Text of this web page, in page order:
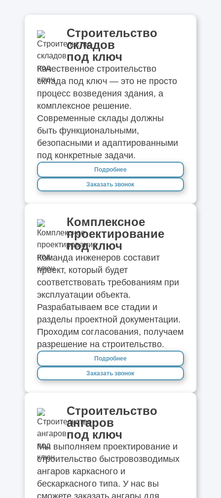
Строительство
складов
под ключ
Качественное строительство
склада под ключ — это не просто
процесс возведения здания, а
комплексное решение.
Современные склады должны
быть функциональными,
безопасными и адаптированными
под конкретные задачи.
Подробнее
Заказать звонок
Комплексное
проектирование
под ключ
Команда инженеров составит
проект, который будет
соответствовать требованиям при
эксплуатации объекта.
Разрабатываем все стадии и
разделы проектной документации.
Проходим согласования, получаем
разрешение на строительство.
Подробнее
Заказать звонок
Строительство
ангаров
под ключ
Мы выполняем проектирование и
строительство быстровозводимых
ангаров каркасного и
бескаркасного типа. У нас вы